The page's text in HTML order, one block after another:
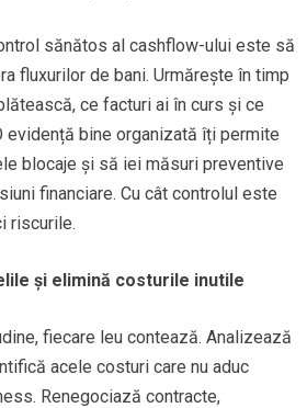
sănătos al cashflow-ului este să
fluxurilor de bani. Urmărește în timp
ce facturi ai în curs și ce
evidență bine organizată îți permite
blocaje și să iei măsuri preventive
financiare. Cu cât controlul este
riscurile.
și elimină costurile inutile
fiecare leu contează. Analizează
acele costuri care nu aduc
Renegociază contracte,